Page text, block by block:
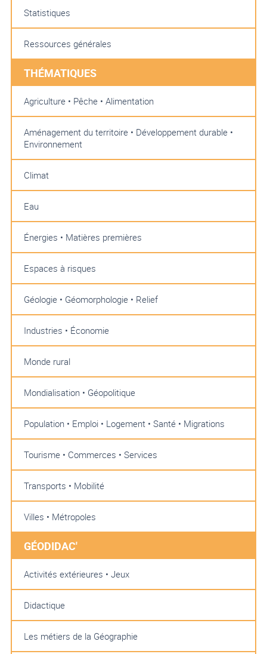
Statistiques
Ressources générales
THÉMATIQUES
Agriculture • Pêche • Alimentation
Aménagement du territoire • Développement durable •
Environnement
Climat
Eau
Énergies • Matières premières
Espaces à risques
Géologie • Géomorphologie • Relief
Industries • Économie
Monde rural
Mondialisation • Géopolitique
Population • Emploi • Logement • Santé • Migrations
Tourisme • Commerces • Services
Transports • Mobilité
Villes • Métropoles
GÉODIDAC'
Activités extérieures • Jeux
Didactique
Les métiers de la Géographie